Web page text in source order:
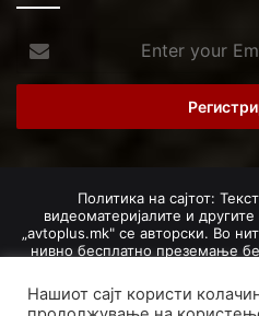
your
Email
Политика на сајтот:
видеоматеријалите и
„avtoplus.mk" се авторски. Во
нивно бесплатно преземање
фотографиите,
дозволено е да се преземат со
Нашиот сајт користи